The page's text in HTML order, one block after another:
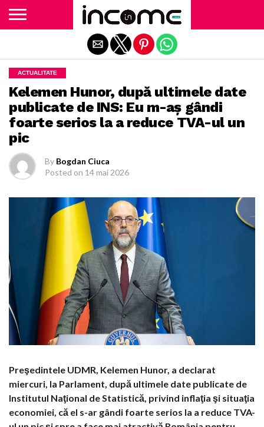
ACTUALITATE
Kelemen Hunor, după ultimele date
publicate de INS: Eu m-aş gândi
foarte serios la a reduce TVA-ul un
pic
By Bogdan Ciuca
Posted on 14 mai 2026
Preşedintele UDMR, Kelemen Hunor, a declarat
miercuri, la Parlament, după ultimele date publicate de
Institutul Naţional de Statistică, privind inflaţia şi situaţia
economiei, că el s-ar gândi foarte serios la a reduce TVA-
Exit mobile version